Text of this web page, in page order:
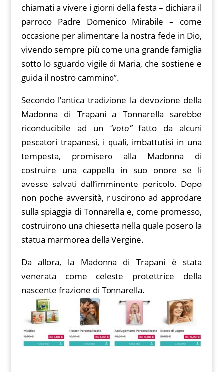
chiamati a vivere i giorni della festa – dichiara il
parroco Padre Domenico Mirabile – come
occasione per alimentare la nostra fede in Dio,
vivendo sempre più come una grande famiglia
sotto lo sguardo vigile di Maria, che sostiene e
guida il nostro cammino”.
Secondo l’antica tradizione la devozione della
Madonna di Trapani a Tonnarella sarebbe
riconducibile ad un “voto”fatto da alcuni
pescatori trapanesi, i quali, imbattutisi in una
tempesta, promisero alla Madonna di
costruire una cappella in suo onore se li
avesse salvati dall’imminente pericolo. Dopo
non poche avversità, riuscirono ad approdare
sulla spiaggia di Tonnarella e, come promesso,
costruirono una chiesetta nella quale posero la
statua marmorea della Vergine.
Da allora, la Madonna di Trapani è stata
venerata come celeste protettrice della
nascente frazione di Tonnarella.